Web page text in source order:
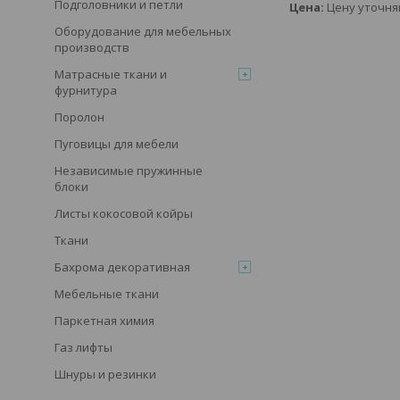
Цена: Цену
Подголовники и петли
Оборудование для мебельных
производств
Матрасные ткани и
фурнитура
Поролон
Пуговицы для мебели
Независимые пружинные
блоки
Листы кокосовой койры
Ткани
Бахрома декоративная
Мебельные ткани
Паркетная химия
Газ лифты
Шнуры и резинки